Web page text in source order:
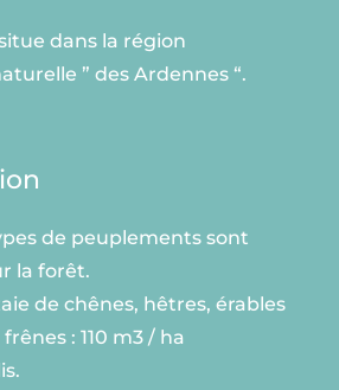
dans la région
” des Ardennes “.
de peuplements sont
la forêt.
de chênes, hêtres, érables
: 110 m3 / ha